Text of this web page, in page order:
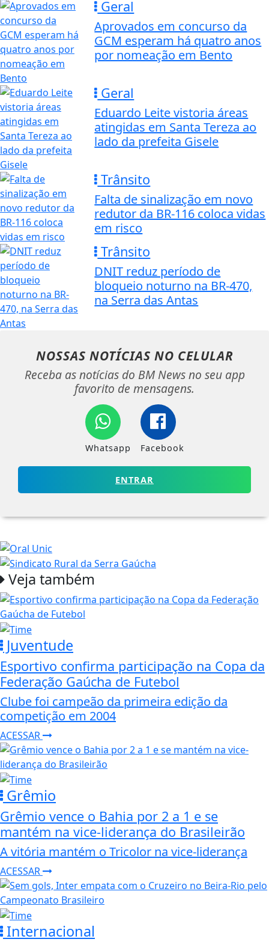
Geral
Aprovados em concurso da
GCM esperam há quatro anos
por nomeação em Bento
Geral
Eduardo Leite vistoria áreas
atingidas em Santa Tereza ao
lado da prefeita Gisele
Trânsito
Falta de sinalização em novo
redutor da BR-116 coloca vidas
em risco
Trânsito
DNIT reduz período de
bloqueio noturno na BR-470,
na Serra das Antas
NOSSAS NOTÍCIAS NO CELULAR
Receba as notícias do BM News no seu app
favorito de mensagens.
Whatsapp Facebook
ENTRAR
Veja também
Juventude
Esportivo confirma participação na Copa da
Federação Gaúcha de Futebol
Clube foi campeão da primeira edição da
competição em 2004
ACESSAR
Grêmio
Grêmio vence o Bahia por 2 a 1 e se
mantém na vice-liderança do Brasileirão
A vitória mantém o Tricolor na vice-liderança
ACESSAR
Internacional